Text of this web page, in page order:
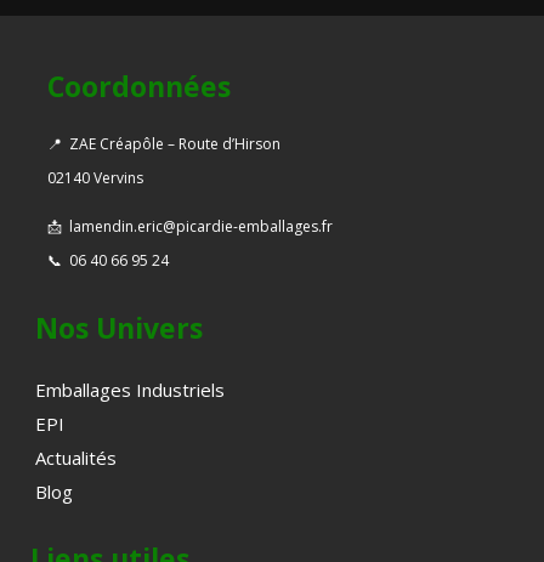
Coordonnées
📍 ZAE Créapôle – Route d’Hirson
02140 Vervins
📩 lamendin.eric@picardie-emballages.fr
📞 06 40 66 95 24
Nos Univers
Emballages Industriels
EPI
Actualités
Blog